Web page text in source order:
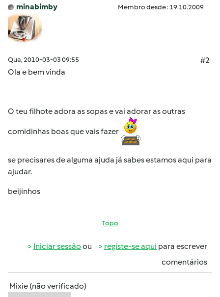
minabimby Membro desde : 19.10.2009
Qua, 2010-03-03 09:55
#2
Ola e bem vinda
O teu filhote adora as sopas e vai adorar as outras
comidinhas boas que vais fazer
se precisares de alguma ajuda já sabes estamos aqui para
ajudar.
beijinhos
Topo
Iniciar sessão ou registe-se aqui para escrever
comentários
Mixie (não verificado)